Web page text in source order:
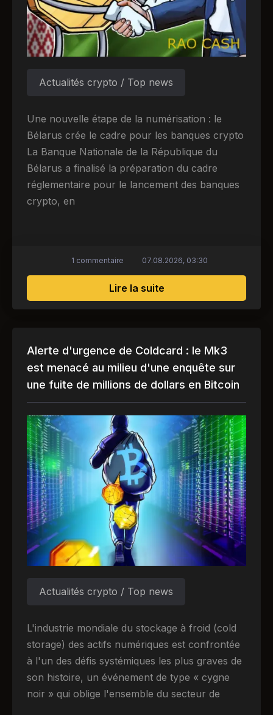
Actualités crypto / Top news
Une nouvelle étape de la numérisation : le
Bélarus crée le cadre pour les banques crypto
La Banque Nationale de la République du
Bélarus a finalisé la préparation du cadre
réglementaire pour le lancement des banques
crypto, en
Lire la suitesur Cryptobanques
1 commentaire 07.08.2026, 03:30
Alerte d'urgence de Coldcard : le Mk3
est menacé au milieu d'une enquête sur
une fuite de millions de dollars en Bitcoin
Actualités crypto / Top news
L'industrie mondiale du stockage à froid (cold
storage) des actifs numériques est confrontée
à l'un des défis systémiques les plus graves de
son histoire, un événement de type « cygne
noir » qui oblige l'ensemble du secteur de